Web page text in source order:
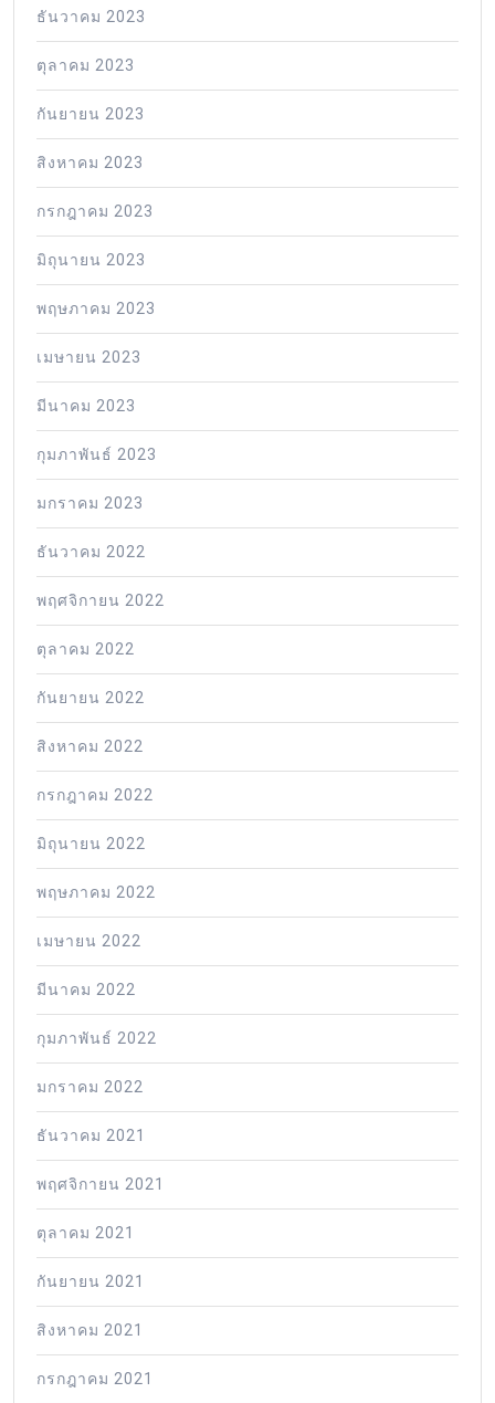
ธันวาคม 2023
ตุลาคม 2023
กันยายน 2023
สิงหาคม 2023
กรกฎาคม 2023
มิถุนายน 2023
พฤษภาคม 2023
เมษายน 2023
มีนาคม 2023
กุมภาพันธ์ 2023
มกราคม 2023
ธันวาคม 2022
พฤศจิกายน 2022
ตุลาคม 2022
กันยายน 2022
สิงหาคม 2022
กรกฎาคม 2022
มิถุนายน 2022
พฤษภาคม 2022
เมษายน 2022
มีนาคม 2022
กุมภาพันธ์ 2022
มกราคม 2022
ธันวาคม 2021
พฤศจิกายน 2021
ตุลาคม 2021
กันยายน 2021
สิงหาคม 2021
กรกฎาคม 2021